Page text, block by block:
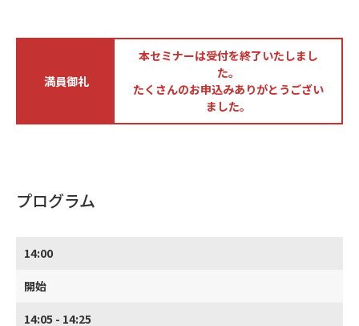
満員御礼
本セミナーは受付を終了いたしまし
た。
たくさんのお申込みありがとうござい
ました。
プログラム
14:00
開始
14:05 - 14:25